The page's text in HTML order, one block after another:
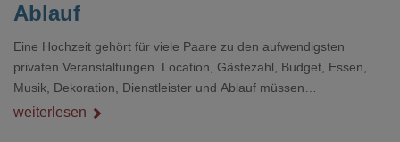
Ablauf
Eine Hochzeit gehört für viele Paare zu den aufwendigsten
privaten Veranstaltungen. Location, Gästezahl, Budget, Essen,
Musik, Dekoration, Dienstleister und Ablauf müssen
zusammenpassen, damit der Tag gut organisiert ist und trotzdem
weiterlesen